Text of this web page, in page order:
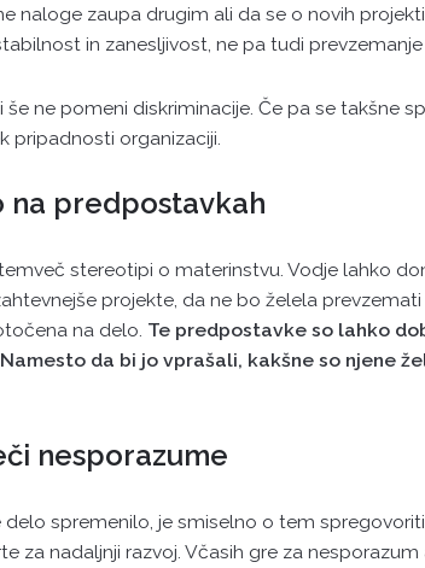
naloge zaupa drugim ali da se o novih
in zanesljivost, ne pa tudi
ne pomeni diskriminacije. Če pa se takšne
pripadnosti organizaciji.
predpostavkah
stereotipi o materinstvu. Vodje lahko
projekte, da ne bo želela
na delo. Te predpostavke so lahko
da bi jo vprašali, kakšne so njene
nesporazume
delo spremenilo, je smiselno o tem
za nadaljnji razvoj. Včasih gre za